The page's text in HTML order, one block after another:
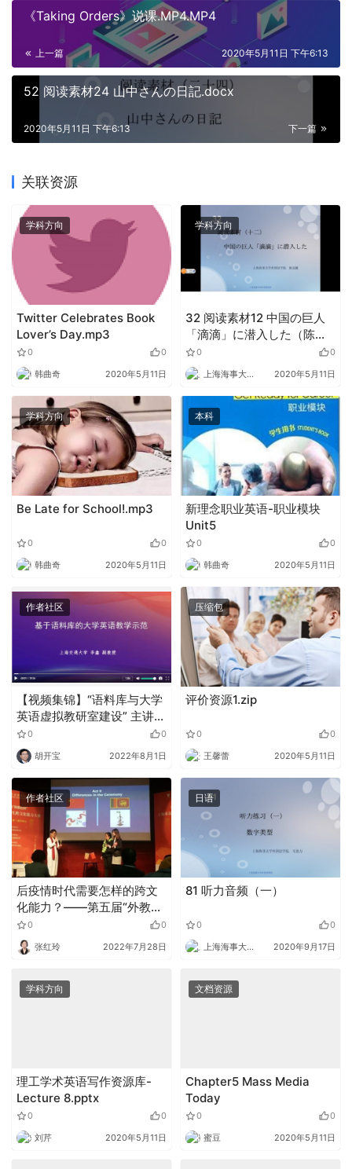
《Taking Orders》说课.MP4.MP4
上一篇 2020年5月11日 下午6:13
52 阅读素材24 山中さんの日記.docx
下一篇
2020年5月11日 下午6:13
关联资源
学科方向
Twitter Celebrates Book
Lover’s Day.mp3
0 0
韩曲奇 2020年5月11日
学科方向
32 阅读素材12 中国の巨人
「滴滴」に潜入した（陈竞
薇）.docx
0 0
上海海事大学外语 2020年5月11日
学科方向
Be Late for School!.mp3
0 0
韩曲奇 2020年5月11日
本科
新理念职业英语-职业模块
Unit5
0 0
韩曲奇 2020年5月11日
作者社区
【视频集锦】“语料库与大学
英语虚拟教研室建设” 主讲
人：李鑫 副教授
0 0
胡开宝 2022年8月1日
压缩包
评价资源1.zip
0 0
王馨蕾 2020年5月11日
作者社区
后疫情时代需要怎样的跨文
化能力？——第五届“外教社
杯”上海市高校学生跨文化能
力大赛圆满落幕
0 0
张红玲 2022年7月28日
日语
81 听力音频（一）
0 0
上海海事大学外语 2020年9月17日
学科方向
理工学术英语写作资源库-
Lecture 8.pptx
0 0
刘芹 2020年5月11日
文档资源
Chapter5 Mass Media
Today
0 0
蜜豆 2020年5月11日